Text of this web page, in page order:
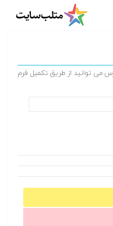
می توانید از طریق تکمیل فرم